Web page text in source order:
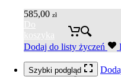
585,00 zł
Do
koszyka
Dodaj do listy życzeń
Szybki podgląd